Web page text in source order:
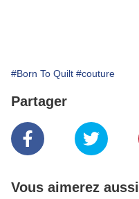
#Born To Quilt #couture
Partager
Vous aimerez aussi